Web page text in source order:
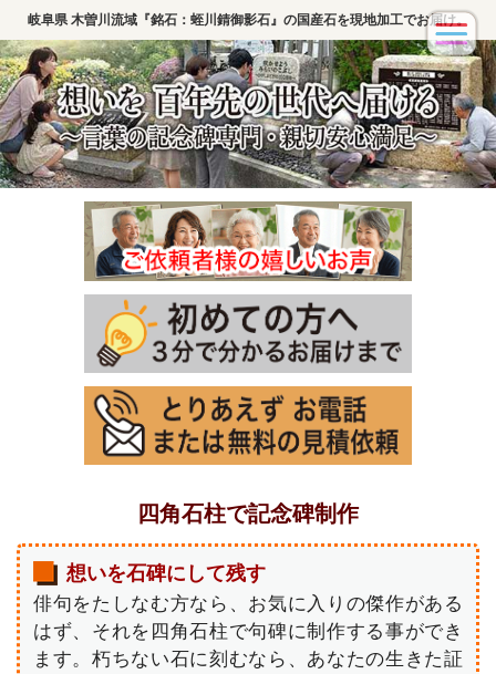
岐阜県 木曽川流域『銘石：蛭川錆御影石』の国産石を現地加工でお届け。
四角石柱で記念碑制作
想いを石碑にして残す
俳句をたしなむ方なら、お気に入りの傑作がある
はず、それを四角石柱で句碑に制作する事ができ
ます。朽ちない石に刻むなら、あなたの生きた証